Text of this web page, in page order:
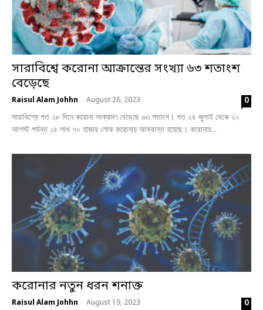
সারাবিশ্বে করোনা আক্রান্তের সংখ্যা ৬৩ শতাংশ
বেড়েছে
Raisul Alam Johhn - August 26, 2023
0
সারাবিশ্বে গত ২৮ দিনে করোনা সংক্রমণ বেড়েছে ৬৩ শতাংশ। গত ২৪ জুলাই থেকে ২০
আগস্ট পর্যন্ত ১৪ লাখ ৭০ হাজার লোক করোনায় আক্রান্ত হয়েছে। করোনায়...
করোনার নতুন ধরন শনাক্ত
Raisul Alam Johhn - August 19, 2023
0